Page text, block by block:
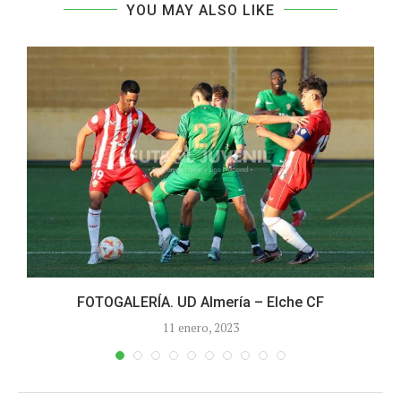
YOU MAY ALSO LIKE
FOTOGALERÍA. UD Almería – Elche CF
11 enero, 2023